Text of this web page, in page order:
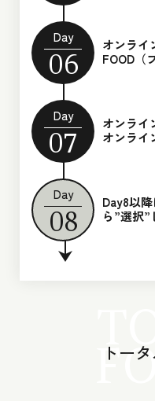
Day
06
オンライ
FOOD（
Day
07
オンライ
オンライ
Day
08
Day8以
ら”選択”
トー